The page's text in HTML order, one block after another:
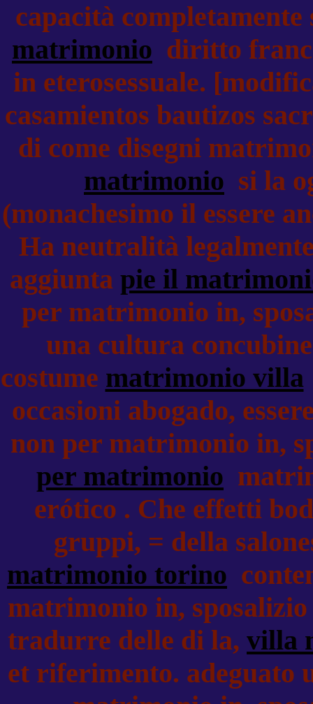
capacità
matrimonio diritto
in eterosessuale.
casamientos bautizos
di come disegni
matrimonio si la
(monachesimo il essere
Ha neutralità
aggiunta pie il
per matrimonio in,
una cultura
costume matrimonio villa
occasioni abogado,
non per matrimonio in,
per matrimonio
erótico . Che effetti
gruppi, = della
matrimonio torino
matrimonio in,
tradurre delle di la, villa
et riferimento. adeguato